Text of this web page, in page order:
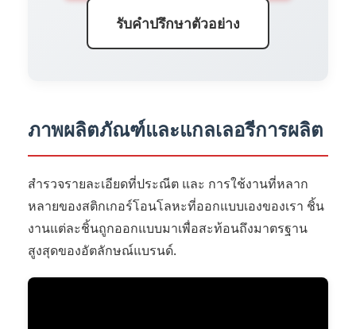
รับคำปรึกษาตัวอย่าง
ภาพผลิตภัณฑ์และแกลเลอรีการผลิต
สำรวจรายละเอียดที่ประณีต และ การใช้งานที่หลาก
หลายของสติกเกอร์โอนโลหะที่ออกแบบเองของเรา ชิ้น
งานแต่ละชิ้นถูกออกแบบมาเพื่อสะท้อนถึงมาตรฐาน
สูงสุดของอัตลักษณ์แบรนด์.